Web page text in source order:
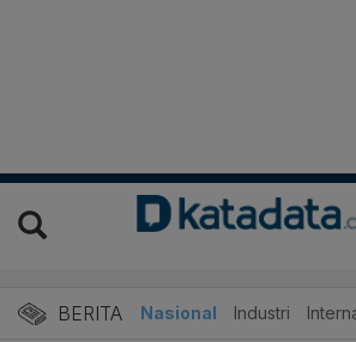
BERITA Nasional Industri